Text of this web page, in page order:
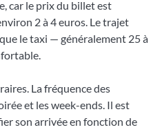
car le prix du billet est
2 à 4 euros. Le trajet
le taxi — généralement 25 à
La fréquence des
et les week-ends. Il est
son arrivée en fonction de